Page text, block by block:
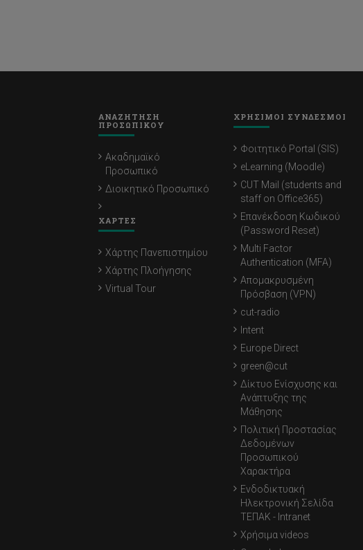
ΑΝΑΖΗΤΗΣΗ
ΠΡΟΣΩΠΙΚΟΥ
Ακαδημαϊκό
Προσωπικό
Διοικητικό Προσωπικό
ΧΑΡΤΕΣ
Χάρτης Πανεπιστημίου
Χάρτης Πλοήγησης
Virtual Tour
ΧΡΗΣΙΜΟΙ ΣΥΝΔΕΣΜΟΙ
Φοιτητικό Portal (SIS)
eLearning (Moodle)
CUT Mail (students and
staff on Office365)
Επανέκδοση Κωδικού
(Password Reset)
Multi Factor
Authentication (MFA)
Απομακρυσμένη
Πρόσβαση (VPN)
cut-radio
Intent
Europe Direct
green@cut
Δίκτυο Ενίσχυσης και
Ανάπτυξης της
Μάθησης
Πολιτική Προστασίας
Δεδομένων
Προσωπικού
Χαρακτήρα
Ενδοδικτυακή
Ηλεκτρονική Σελίδα
ΤΕΠΑΚ - Intranet
Χρήσιμα videos